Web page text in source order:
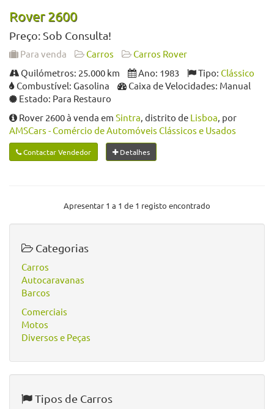
Rover 2600
Preço: Sob Consulta!
Para venda Carros
Carros Rover
Quilómetros: 25.000 km
Ano: 1983 Tipo: Clássico
Combustível: Gasolina
Caixa de Velocidades: Manual
Estado: Para Restauro
Rover 2600 à venda em Sintra, distrito de Lisboa, por
AMSCars - Comércio de Automóveis Clássicos e Usados
Contactar Vendedor Detalhes
Apresentar 1 a 1 de 1 registo encontrado
Categorias
Carros
Autocaravanas
Barcos
Comerciais
Motos
Diversos e Peças
Tipos de Carros